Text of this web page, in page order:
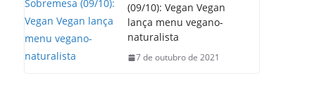
(09/10): Vegan Vegan
lança menu vegano-
naturalista
7 de outubro de 2021